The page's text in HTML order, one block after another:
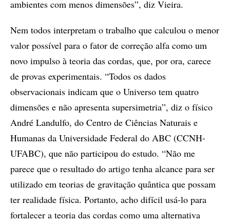
ambientes com menos dimensões”, diz Vieira.
Nem todos interpretam o trabalho que calculou o menor
valor possível para o fator de correção alfa como um
novo impulso à teoria das cordas, que, por ora, carece
de provas experimentais. “Todos os dados
observacionais indicam que o Universo tem quatro
dimensões e não apresenta supersimetria”, diz o físico
André Landulfo, do Centro de Ciências Naturais e
Humanas da Universidade Federal do ABC (CCNH-
UFABC), que não participou do estudo. “Não me
parece que o resultado do artigo tenha alcance para ser
utilizado em teorias de gravitação quântica que possam
ter realidade física. Portanto, acho difícil usá-lo para
fortalecer a teoria das cordas como uma alternativa